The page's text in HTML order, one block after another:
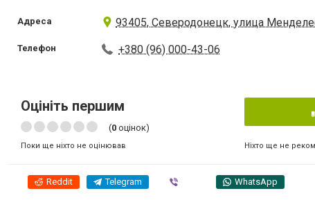
Адреса 93405, Северодонецк, улица
Телефон +380 (96) 000-43-06
Оцініть першим
(0 оцінок)
Поки ще ніхто не оцінював Ніхто ще не
Reddit Telegram WhatsApp